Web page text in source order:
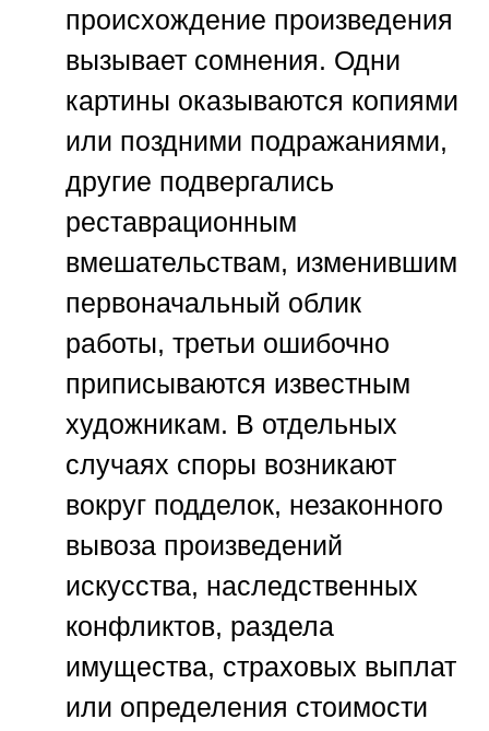
происхождение произведения
вызывает сомнения. Одни
картины оказываются копиями
или поздними подражаниями,
другие подвергались
реставрационным
вмешательствам, изменившим
первоначальный облик
работы, третьи ошибочно
приписываются известным
художникам. В отдельных
случаях споры возникают
вокруг подделок, незаконного
вывоза произведений
искусства, наследственных
конфликтов, раздела
имущества, страховых выплат
или определения стоимости